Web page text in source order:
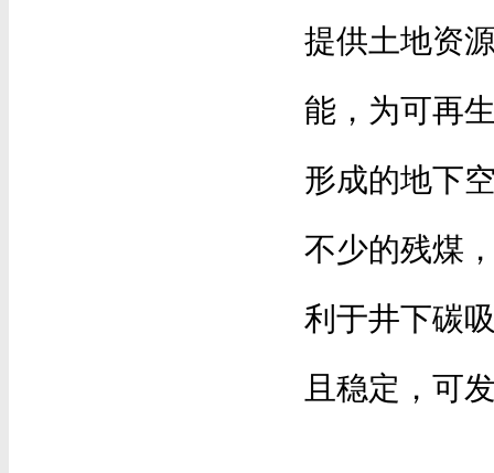
提供土地资
能，为可再
形成的地下
不少的残煤
利于井下碳
且稳定，可